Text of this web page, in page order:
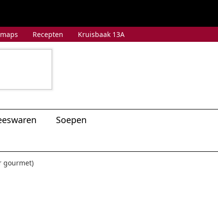
Recepten Kruisbaak 13A
Soepen
gourmet)